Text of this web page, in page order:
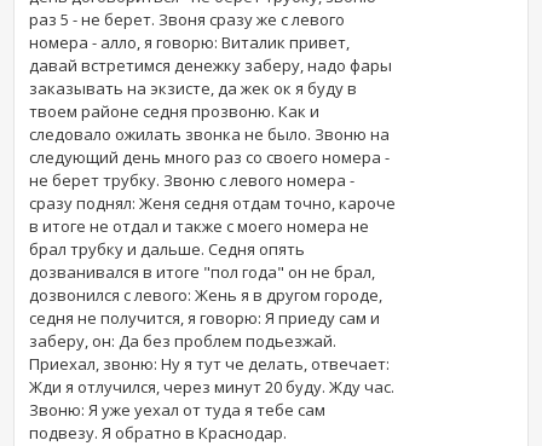
раз 5 - не берет. Звоня сразу же с левого
номера - алло, я говорю: Виталик привет,
давай встретимся денежку заберу, надо фары
заказывать на экзисте, да жек ок я буду в
твоем районе седня прозвоню. Как и
следовало ожилать звонка не было. Звоню на
следующий день много раз со своего номера -
не берет трубку. Звоню с левого номера -
сразу поднял: Женя седня отдам точно, кароче
в итоге не отдал и также с моего номера не
брал трубку и дальше. Седня опять
дозванивался в итоге "пол года" он не брал,
дозвонился с левого: Жень я в другом городе,
седня не получится, я говорю: Я приеду сам и
заберу, он: Да без проблем подьезжай.
Приехал, звоню: Ну я тут че делать, отвечает:
Жди я отлучился, через минут 20 буду. Жду час.
Звоню: Я уже уехал от туда я тебе сам
подвезу. Я обратно в Краснодар.